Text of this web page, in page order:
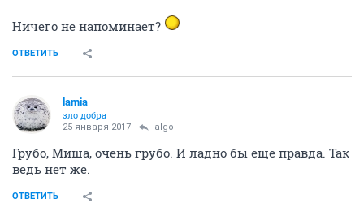
Ничего не напоминает?
ОТВЕТИТЬ
lamia
зло добра
25 января 2017 аlgоl
Грубо, Миша, очень грубо. И ладно бы еще правда. Так
ведь нет же.
ОТВЕТИТЬ